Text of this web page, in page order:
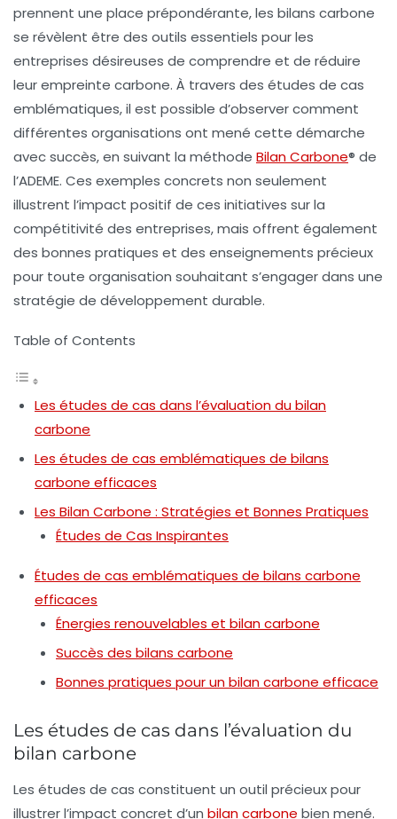
prennent une place prépondérante, les bilans carbone
se révèlent être des outils essentiels pour les
entreprises désireuses de comprendre et de réduire
leurempreinte carbone. À travers des études de cas
emblématiques, il est possible d’observer comment
différentes organisations ont mené cette démarche
avec succès, en suivant la méthode Bilan Carbone® de
l’ADEME. Ces exemples concrets non seulement
illustrent l’impact positif de ces initiatives sur la
compétitivité des entreprises, mais offrent également
des bonnes pratiques et des enseignements précieux
pour toute organisation souhaitant s’engager dans une
stratégie de développement durable.
Table of Contents
Les études de cas dans l’évaluation du bilan
carbone
Les études de cas emblématiques de bilans
carbone efficaces
Les Bilan Carbone : Stratégies et Bonnes Pratiques
Études de Cas Inspirantes
Études de cas emblématiques de bilans carbone
efficaces
Énergies renouvelables et bilan carbone
Succès des bilans carbone
Bonnes pratiques pour un bilan carbone efficace
Les études de cas dans l’évaluation du
bilan carbone
Les études de cas constituent un outil précieux pour
illustrer l’impact concret d’un bilan carbone bien mené.